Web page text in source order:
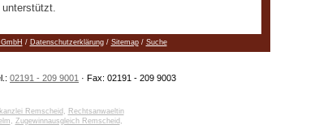
/ Datenschutzerklärung/ Sitemap/ Suche
02191 - 209 9001 · Fax: 02191 - 209 9003
Remscheid
Rechtsanwaeltin
Zugewinnausgleich Remscheid